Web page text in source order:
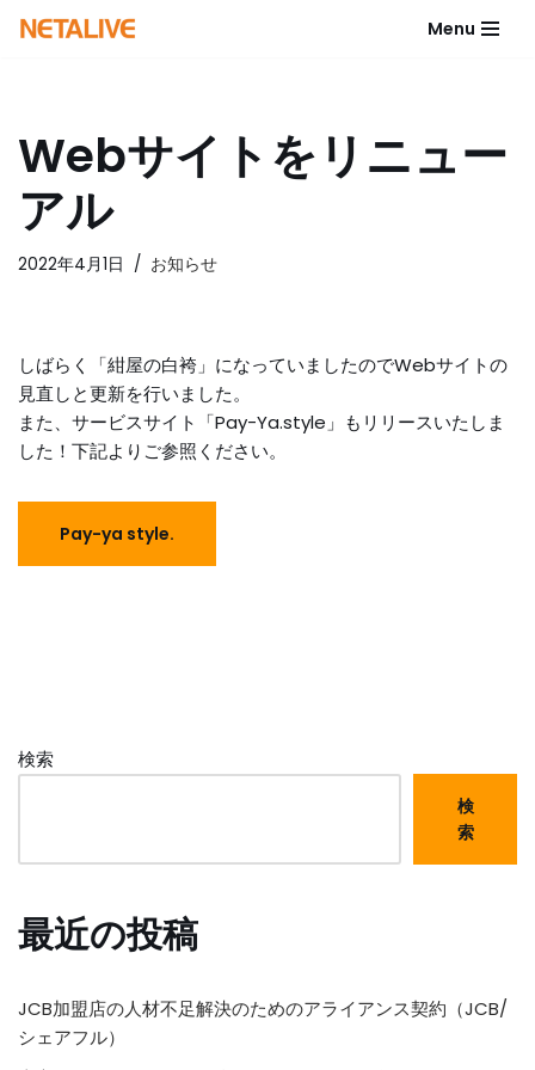
ン
ツ
へ
ス
キ
Menu
Webサイトをリニュー
アル
2022年4月1日 お知らせ
しばらく「紺屋の白袴」になっていましたのでWebサイトの
見直しと更新を行いました。
また、サービスサイト「Pay-Ya.style」もリリースいたしま
した！下記よりご参照ください。
Pay-ya style.
検索
検
索
最近の投稿
JCB加盟店の人材不足解決のためのアライアンス契約（JCB/
シェアフル）